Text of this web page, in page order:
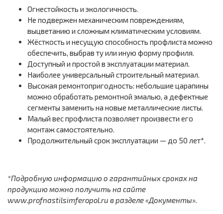
Огнестойкость и экологичность.
Не подвержен механическим повреждениям,
выцветанию и сложным климатическим условиям.
Жёсткость и несущую способность профлиста можно
обеспечить, выбрав ту или иную форму профиля.
Доступный и простой в эксплуатации материал.
Наиболее универсальный строительный материал.
Высокая ремонтопригодность: небольшие царапины
можно обработать ремонтной эмалью, а дефектные
сегменты заменить на новые металлические листы.
Малый вес профлиста позволяет произвести его
монтаж самостоятельно.
Продолжительный срок эксплуатации — до 50 лет*.
*Подробную информацию о гарантийных сроках на
продукцию можно получить на сайте
www.profnastilsimferopol.ru в разделе «Документы».